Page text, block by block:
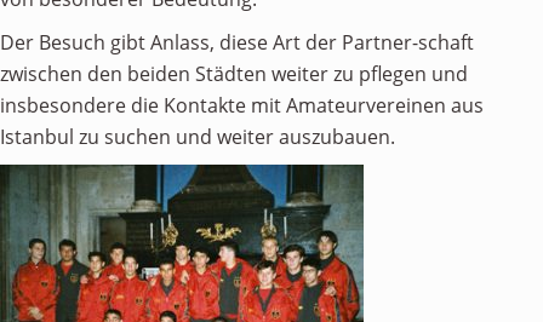
Der Besuch gibt Anlass, diese Art der Partner-schaft
zwischen den beiden Städten weiter zu pflegen und
insbesondere die Kontakte mit Amateurvereinen aus
Istanbul zu suchen und weiter auszubauen.